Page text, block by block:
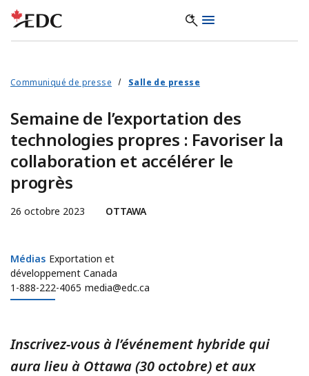
Communiqué de presse Salle de presse
Semaine de l’exportation des
technologies propres : Favoriser la
collaboration et accélérer le
progrès
26 octobre 2023 OTTAWA
Médias
Médias Exportation et
développement Canada
1-888-222-4065 media@edc.ca
Inscrivez-vous à l’événement hybride qui
aura lieu à Ottawa (30 octobre) et aux